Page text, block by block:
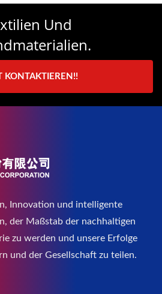
Und
KONTAKTIEREN!!
Innovation und intelligente
der Maßstab der nachhaltigen
zu werden und unsere Erfolge
und der Gesellschaft zu teilen.